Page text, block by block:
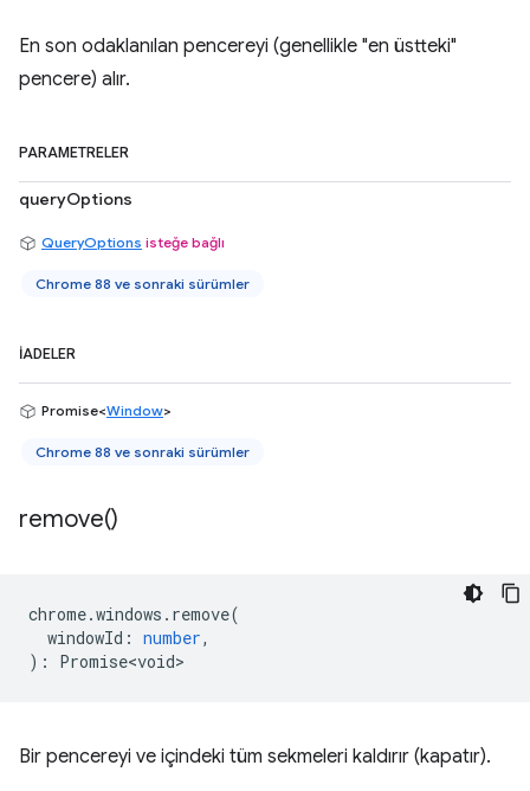
En son odaklanılan pencereyi (genellikle "en üstteki"
pencere) alır.
PARAMETRELER
queryOptions
QueryOptions isteğe bağlı
Chrome 88 ve sonraki sürümler
İADELER
Promise<Window>
Chrome 88 ve sonraki sürümler
remove()
chrome.windows . remove(
windowId : number,
) : Promise<void>
Bir pencereyi ve içindeki tüm sekmeleri kaldırır (kapatır).